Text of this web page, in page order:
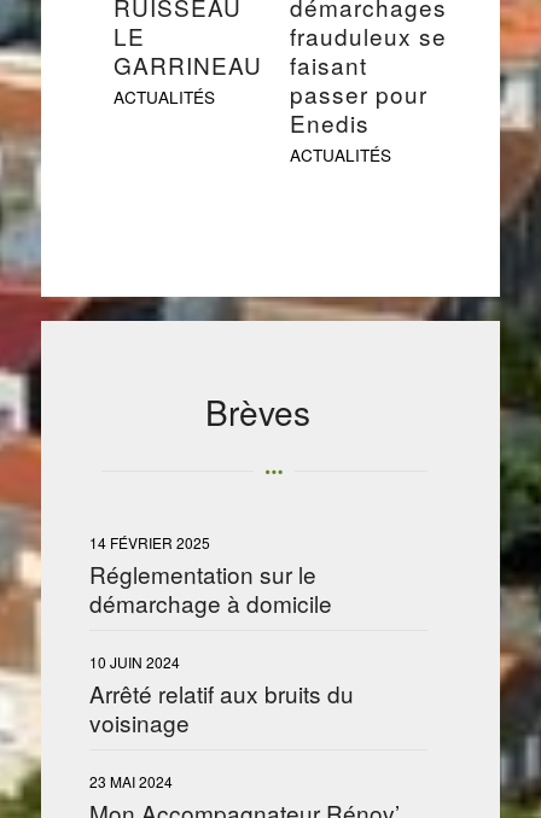
LE
GARRINEAU
ACTUALITÉS
frauduleux se
faisant
passer pour
Enedis
ACTUALITÉS
Brèves
14 FÉVRIER 2025
Réglementation sur le
démarchage à domicile
10 JUIN 2024
Arrêté relatif aux bruits du
voisinage
23 MAI 2024